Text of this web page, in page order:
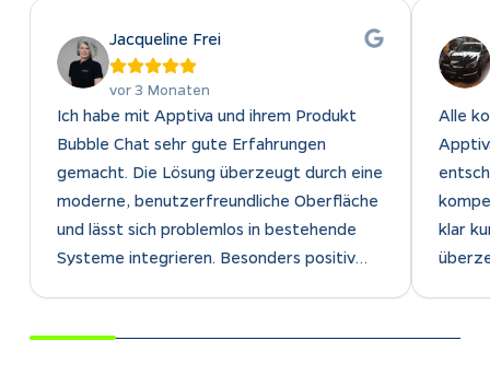
Jacqueline Frei
vor 3 Monaten
Ich habe mit Apptiva und ihrem Produkt
Bubble Chat sehr gute Erfahrungen
gemacht. Die Lösung überzeugt durch eine
moderne, benutzerfreundliche Oberfläche
und lässt sich problemlos in bestehende
Systeme integrieren. Besonders positiv
Kundenkommunikation effizient und
Alle
klar